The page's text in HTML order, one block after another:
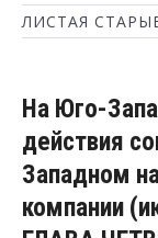
ЛИСТАЯ
На Юго-
действия
Западном
компании